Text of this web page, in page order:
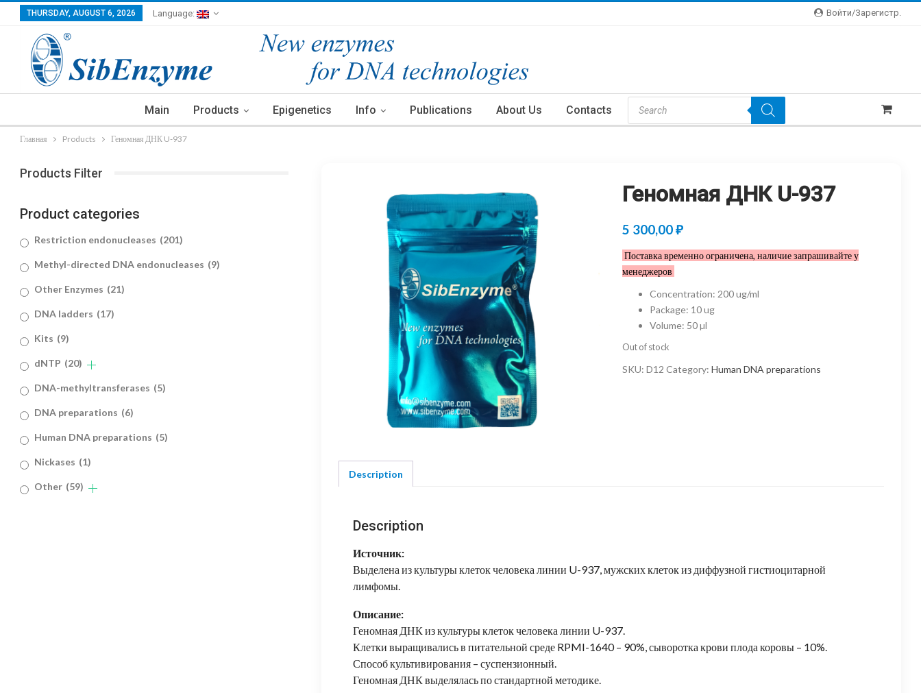
Войти/зарегистр.
THURSDAY, AUGUST 6, 2026 Language:
Main Products Epigenetics Info Publications About Us Contacts
Products
Search
Главная Products Геномная ДНК U-937
Геномная ДНК U-937
5 300,00₽
Поставка временно ограничена, наличие запрашивайте у
менеджеров
Concentration: 200 ug/ml
Package: 10 ug
Volume: 50 µl
Out of stock
SKU:D12 Category:Human DNA preparations
Description
Description
Источник:
Выделена из культуры клеток человека линии U-937, мужских клеток из диффузной гистиоцитарной
лимфомы.
Описание:
Геномная ДНК из культуры клеток человека линии U-937.
Клетки выращивались в питательной среде RPMI-1640 – 90%, сыворотка крови плода коровы – 10%.
Способ культивирования – суспензионный.
Геномная ДНК выделялась по стандартной методике.
Products Filter
Product categories
Restriction endonucleases (201)
Methyl-directed DNA endonucleases (9)
Other Enzymes (21)
DNA ladders (17)
Kits (9)
dNTP (20)
DNA-methyltransferases (5)
DNA preparations (6)
Human DNA preparations (5)
Nickases (1)
Other (59)